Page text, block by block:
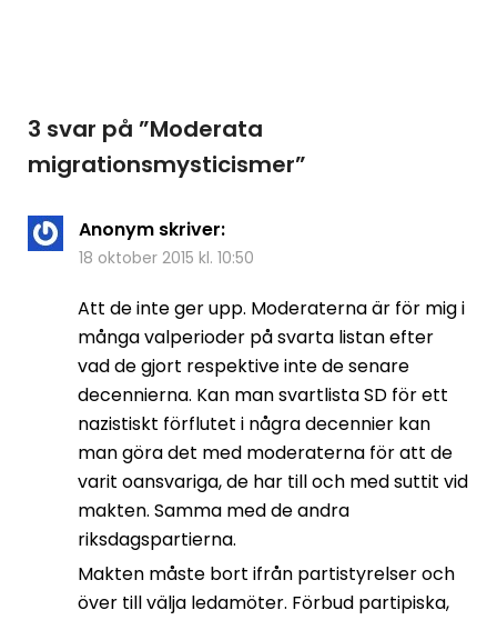
3 svar på ”Moderata
migrationsmysticismer”
Anonym skriver:
18 oktober 2015 kl. 10:50
Att de inte ger upp. Moderaterna är för mig i
många valperioder på svarta listan efter
vad de gjort respektive inte de senare
decennierna. Kan man svartlista SD för ett
nazistiskt förflutet i några decennier kan
man göra det med moderaterna för att de
varit oansvariga, de har till och med suttit vid
makten. Samma med de andra
riksdagspartierna.
Makten måste bort ifrån partistyrelser och
över till välja ledamöter. Förbud partipiska,